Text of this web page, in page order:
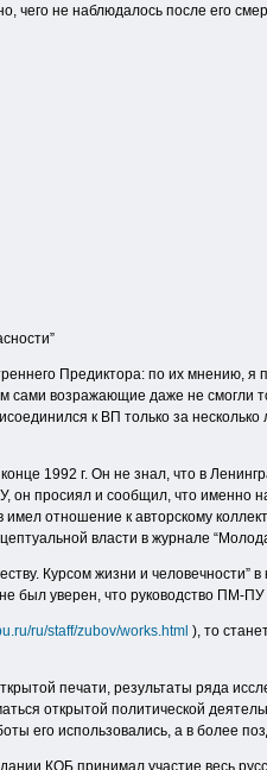
чего не наблюдалось после его
Предиктора: по их мнению, я
возражающие даже не смогли
к ВП только за
1992 г. Он не знал, что в
просиял и сообщил, что именно
отношение к авторскому
власти в журнале
Курсом жизни и человечности”
был уверен, что руководство ПМ-ПУ
ru/staff/zubov/works.html ), то
печати, результаты ряда
открытой политической
его использовались, а в более